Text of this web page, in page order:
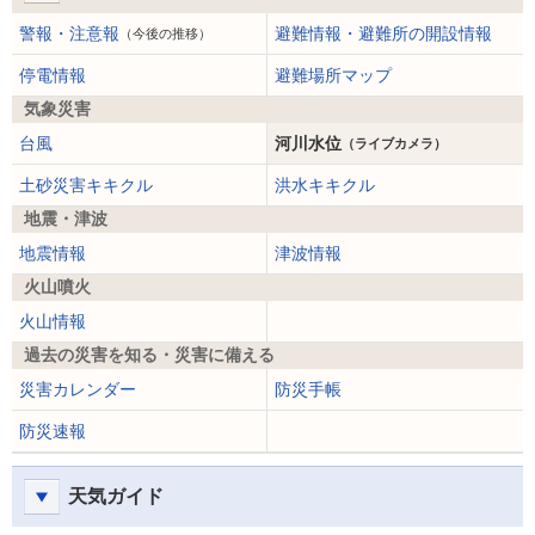
警報・注意報 （今後の推移） 避難情報・避難所の開設情報
停電情報
避難場所マップ
気象災害
台風
河川水位 （ライブカメラ）
土砂災害キキクル
洪水キキクル
地震・津波
地震情報
津波情報
火山噴火
火山情報
過去の災害を知る・災害に備える
災害カレンダー
防災手帳
防災速報
天気ガイド